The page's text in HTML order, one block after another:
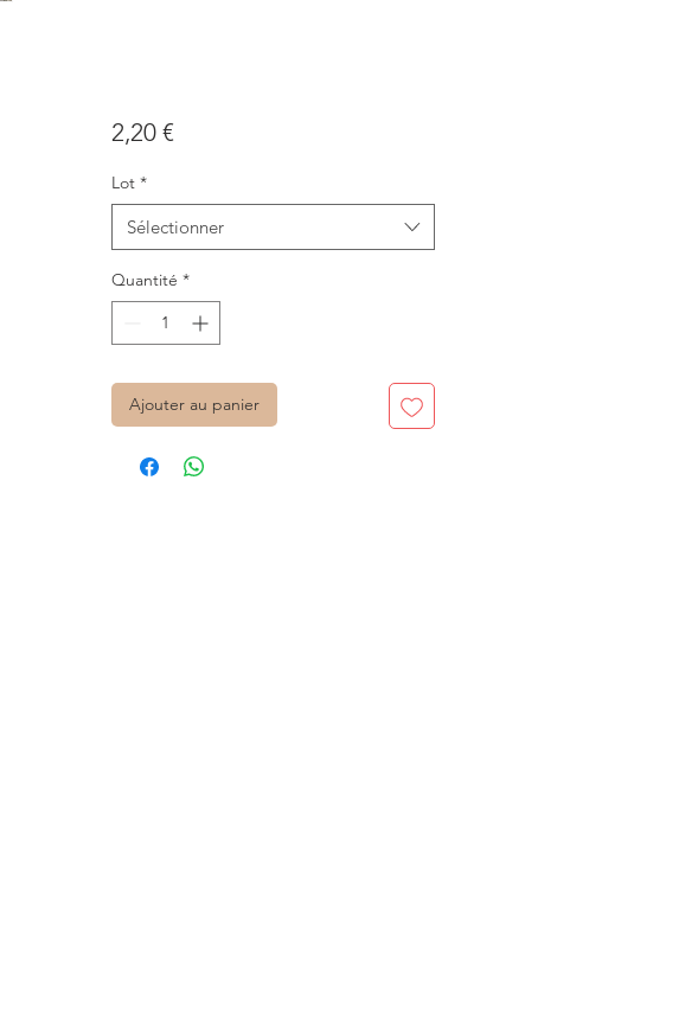
2,20 €Prix
Lot *
Sélectionner
Quantité *
Ajouter au panier